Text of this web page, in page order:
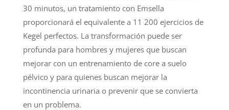
30 minutos, un tratamiento con Emsella
proporcionará el equivalente a 11 200 ejercicios de
Kegel perfectos. La transformación puede ser
profunda para hombres y mujeres que buscan
mejorar con un entrenamiento de core a suelo
pélvico y para quienes buscan mejorar la
incontinencia urinaria o prevenir que se convierta
en un problema.